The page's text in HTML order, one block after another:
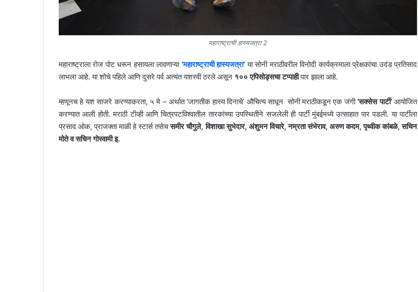
महाराष्ट्राची हास्यजत्रा 2
महाराष्ट्राला रोज पोट धरून हसायला लावणाऱ्या ‘महाराष्ट्राची हास्यजत्रा‘ या सोनी मराठीवरील विनोदी कार्यक्रमाला प्रेक्षकांचा उदंड प्रतिसाद
लाभला आहे. या शोचे पहिले आणि दुसरे पर्व अत्यंत यशस्वी ठरले असून १०० एपिसोड्सचा टप्पाहीपार झाला आहे.
म्हणूनच हे यश साजरे करण्याकरता, ५ मे – अर्थात ‘जागतीक हास्य दिनाचे’ औचित्य साधून सोनी मराठीकडून एक जंगी‘सक्सेस पार्टी‘आयोजित
करण्यात आली होती. मराठी टीव्ही आणि चित्रपटविश्वातील तारकांच्या उपस्थितीने सजलेली ही पार्टी मुंबईमध्ये उत्साहात पार पडली. या पार्टीला
प्रसाद ओक, प्राजक्ता माळी हे स्टार्स तसेचसमीर चौगुले,विशाखा सुभेदार, अंशुमन विचारे,नम्रता संभेराव, अरुण कदम,पृथ्वीक कांबळे,सचिन
मोते व सचिन गोस्वामी इ.